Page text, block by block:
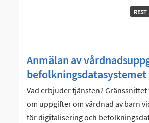
REST
Anmälan av
befolkningsdatasystemet
Vad erbjuder tjänsten?
om uppgifter om vårdnad av barn
för digitalisering och